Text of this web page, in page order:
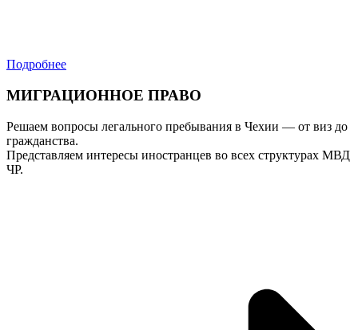
Подробнее
МИГРАЦИОННОЕ ПРАВО
Решаем вопросы легального пребывания в Чехии — от виз до
гражданства.
Представляем интересы иностранцев во всех структурах МВД
ЧР.